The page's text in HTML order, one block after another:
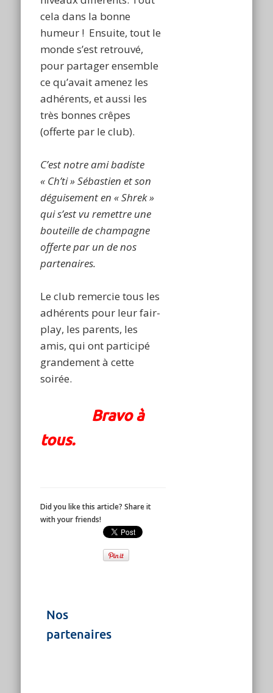
cela dans la bonne
humeur ! Ensuite, tout le
monde s’est retrouvé,
pour partager ensemble
ce qu’avait amenez les
adhérents, et aussi les
très bonnes crêpes
(offerte par le club).
C’est notre ami badiste
« Ch’ti » Sébastien et son
déguisement en « Shrek »
qui s’est vu remettre une
bouteille de champagne
offerte par un de nos
partenaires.
Le club remercie tous les
adhérents pour leur fair-
play, les parents, les
amis, qui ont participé
grandement à cette
soirée.
Bravo à
tous.
Did you like this article? Share it
with your friends!
Nos
partenaires